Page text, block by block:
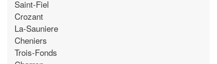
Saint-Fiel
Crozant
La-Sauniere
Cheniers
Trois-Fonds